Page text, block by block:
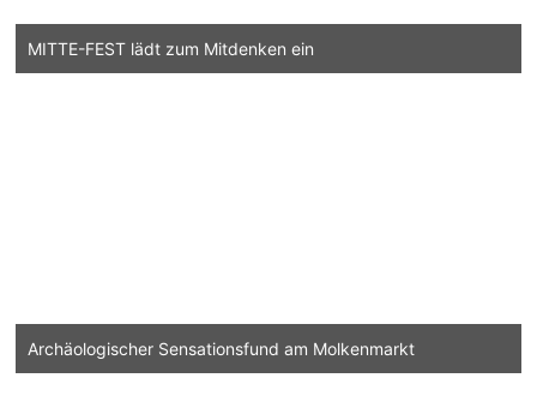
MITTE-FEST lädt zum Mitdenken ein
Archäologischer Sensationsfund am Molkenmarkt